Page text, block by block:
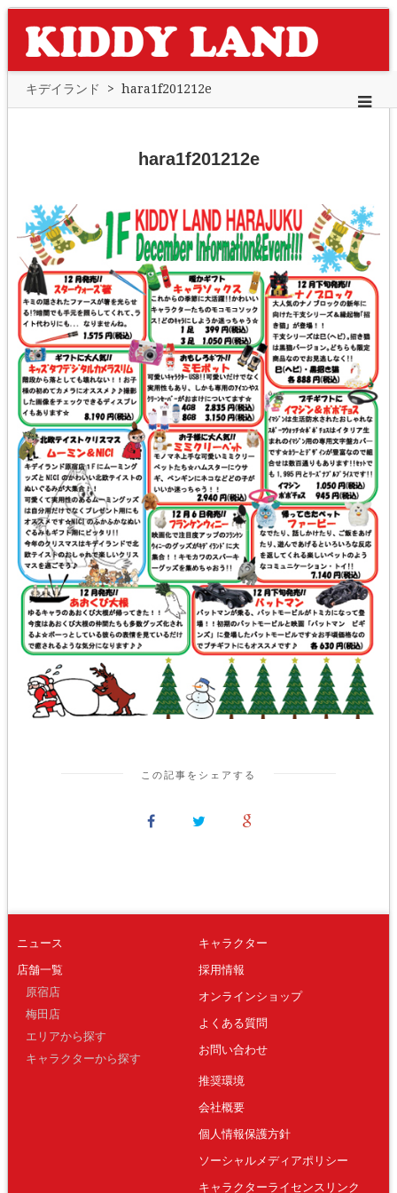
キデイランド > hara1f201212e
hara1f201212e
この記事をシェアする
ニュース
店舗一覧
原宿店
梅田店
エリアから探す
キャラクターから探す
キャラクター
採用情報
オンラインショップ
よくある質問
お問い合わせ
推奨環境
会社概要
個人情報保護方針
ソーシャルメディアポリシー
キャラクターライセンスリンク